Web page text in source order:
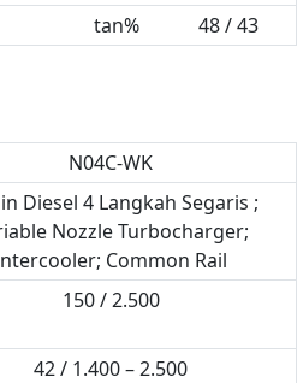
tan% 48 / 43
N04C-WK
Diesel 4 Langkah Segaris ;
Nozzle Turbocharger;
Common Rail
150 / 2.500
42 / 1.400 – 2.500